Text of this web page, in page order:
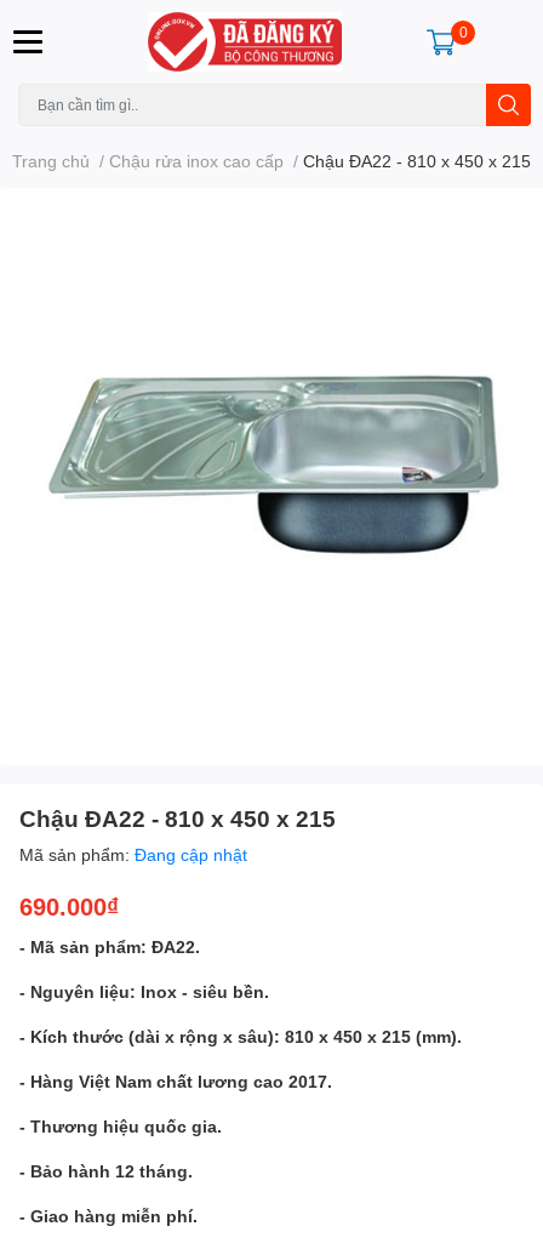
0
Trang chủ / Chậu rửa inox cao cấp / Chậu ĐA22 - 810 x 450 x 215
Chậu ĐA22 - 810 x 450 x 215
Mã sản phẩm: Đang cập nhật
690.000₫
- Mã sản phẩm: ĐA22.
- Nguyên liệu: Inox - siêu bền.
- Kích thước (dài x rộng x sâu): 810 x 450 x 215 (mm).
- Hàng Việt Nam chất lương cao 2017.
- Thương hiệu quốc gia.
- Bảo hành 12 tháng.
- Giao hàng miễn phí.